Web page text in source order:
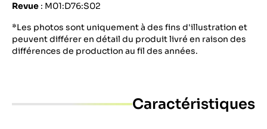
Revue : M01:D76:S02
*Les photos sont uniquement à des fins d'illustration et
peuvent différer en détail du produit livré en raison des
différences de production au fil des années.
Caractéristiques